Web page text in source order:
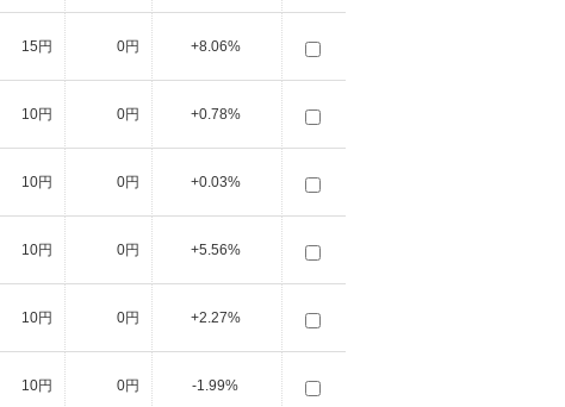
15円 0円 +8.06%
10円 0円 +0.78%
10円 0円 +0.03%
10円 0円 +5.56%
10円 0円 +2.27%
10円 0円 -1.99%